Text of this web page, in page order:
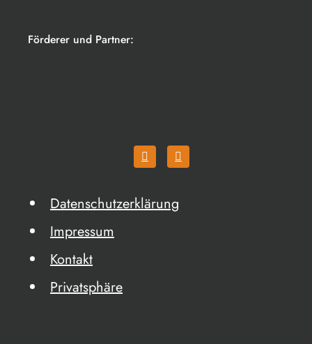
Förderer und Partner:
Datenschutzerklärung
Impressum
Kontakt
Privatsphäre